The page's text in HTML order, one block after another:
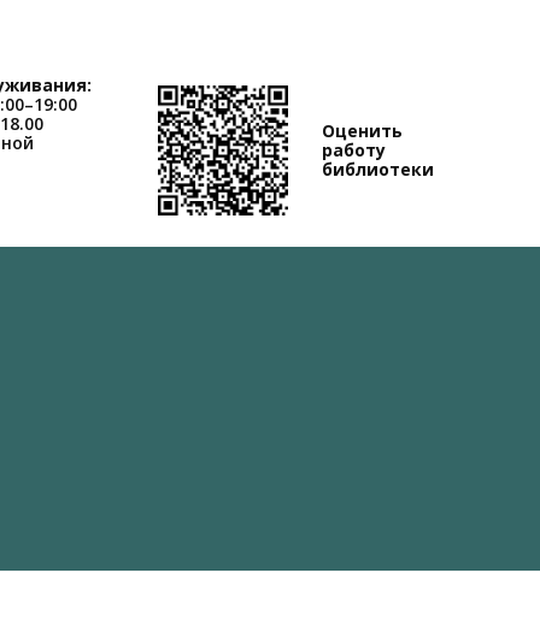
Оценить
работу
библиотеки